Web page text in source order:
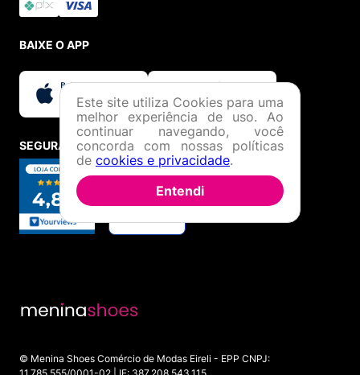
sac@meninashoes.com.br
calçados e acessórios originais, com segurança,
BAIXE O APP
SEGURANÇA E CREDIBILIDADE
© Menina Shoes Comércio de Modas Eireli - EPP CNPJ:
Este site utiliza Cookies para uma
melhor experiência de uso. Ao
continuar navegando, você
concorda com nossas políticas
de cookies e privacidade.
Entendi